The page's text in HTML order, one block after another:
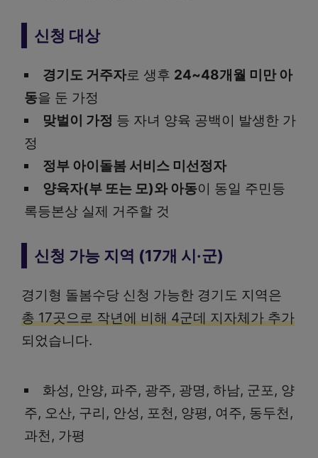
신청 대상
경기도 거주자로 생후 24~48개월 미만 아
동을 둔 가정
맞벌이 가정 등 자녀 양육 공백이 발생한 가
정
정부 아이돌봄 서비스 미선정자
양육자(부 또는 모)와 아동이 동일 주민등
록등본상 실제 거주할 것
신청 가능 지역 (17개 시·군)
경기형 돌봄수당 신청 가능한 경기도 지역은
총 17곳으로 작년에 비해 4군데 지자체가 추가
되었습니다.
화성, 안양, 파주, 광주, 광명, 하남, 군포, 양
주, 오산, 구리, 안성, 포천, 양평, 여주, 동두천,
과천, 가평